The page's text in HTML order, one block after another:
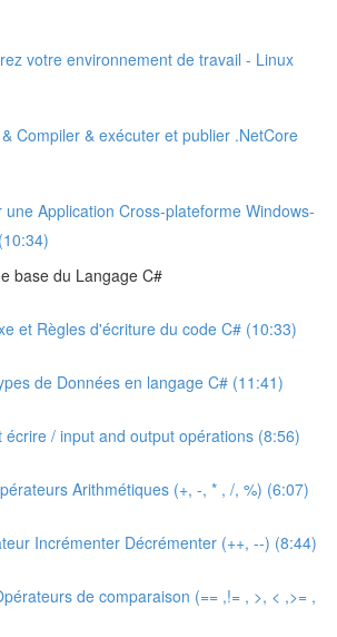
votre environnement de travail - Linux
Compiler & exécuter et publier .NetCore
une Application Cross-plateforme Windows-
base du Langage C#
et Règles d'écriture du code C# (10:33)
de Données en langage C# (11:41)
écrire / input and output opérations (8:56)
Arithmétiques (+, -, * , /, %) (6:07)
Incrémenter Décrémenter (++, --) (8:44)
de comparaison (== ,!= , >, < ,>= ,